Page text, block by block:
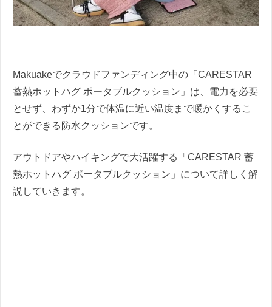
Makuakeでクラウドファンディング中の「CARESTAR
蓄熱ホットハグ ポータブルクッション」は、電力を必要
とせず、わずか1分で体温に近い温度まで暖かくするこ
とができる防水クッションです。
アウトドアやハイキングで大活躍する「CARESTAR 蓄
熱ホットハグ ポータブルクッション」について詳しく解
説していきます。